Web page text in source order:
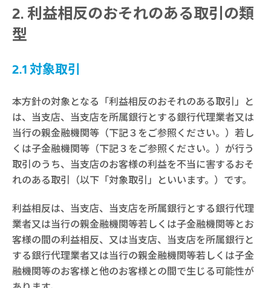
利益相反のおそれのある取引の類
型
2.1 対象取引
本方針の対象となる「利益相反のおそれのある取引」と
は、当支店、当支店を所属銀行とする銀行代理業者又は
当行の親金融機関等（下記３をご参照ください。）若し
くは子金融機関等（下記３をご参照ください。）が行う
取引のうち、当支店のお客様の利益を不当に害するおそ
れのある取引（以下「対象取引」といいます。）です。
利益相反は、当支店、当支店を所属銀行とする銀行代理
業者又は当行の親金融機関等若しくは子金融機関等とお
客様の間の利益相反、又は当支店、当支店を所属銀行と
する銀行代理業者又は当行の親金融機関等若しくは子金
融機関等のお客様と他のお客様との間で生じる可能性が